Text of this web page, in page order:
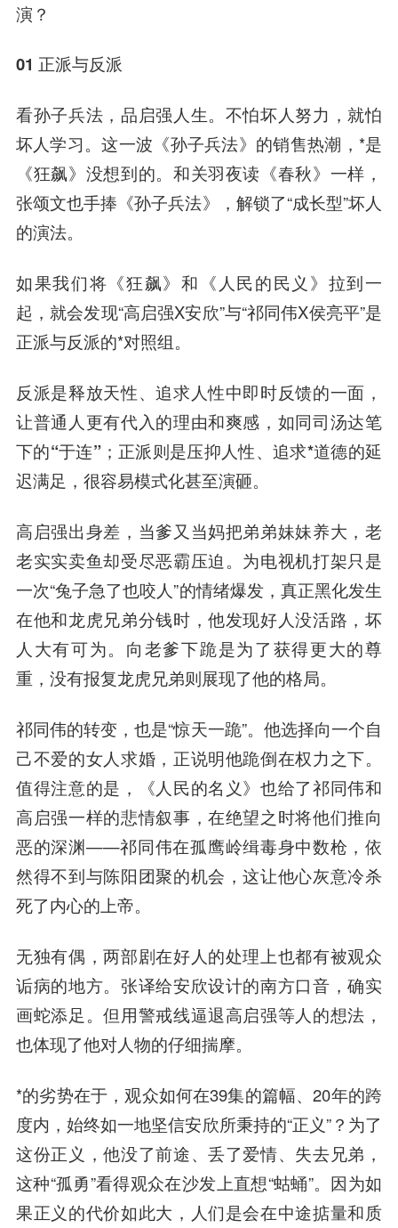
演？
01 正派与反派
看孙子兵法，品启强人生。不怕坏人努力，就怕
坏人学习。这一波《孙子兵法》的销售热潮，*是
《狂飙》没想到的。和关羽夜读《春秋》一样，
张颂文也手捧《孙子兵法》，解锁了“成长型”坏人
的演法。
如果我们将《狂飙》和《人民的民义》拉到一
起，就会发现“高启强X安欣”与“祁同伟X侯亮平”是
正派与反派的*对照组。
反派是释放天性、追求人性中即时反馈的一面，
让普通人更有代入的理由和爽感，如同司汤达笔
下的“于连”；正派则是压抑人性、追求*道德的延
迟满足，很容易模式化甚至演砸。
高启强出身差，当爹又当妈把弟弟妹妹养大，老
老实实卖鱼却受尽恶霸压迫。为电视机打架只是
一次“兔子急了也咬人”的情绪爆发，真正黑化发生
在他和龙虎兄弟分钱时，他发现好人没活路，坏
人大有可为。向老爹下跪是为了获得更大的尊
重，没有报复龙虎兄弟则展现了他的格局。
祁同伟的转变，也是“惊天一跪”。他选择向一个自
己不爱的女人求婚，正说明他跪倒在权力之下。
值得注意的是，《人民的名义》也给了祁同伟和
高启强一样的悲情叙事，在绝望之时将他们推向
恶的深渊——祁同伟在孤鹰岭缉毒身中数枪，依
然得不到与陈阳团聚的机会，这让他心灰意冷杀
死了内心的上帝。
无独有偶，两部剧在好人的处理上也都有被观众
诟病的地方。张译给安欣设计的南方口音，确实
画蛇添足。但用警戒线逼退高启强等人的想法，
也体现了他对人物的仔细揣摩。
*的劣势在于，观众如何在39集的篇幅、20年的跨
度内，始终如一地坚信安欣所秉持的“正义”？为了
这份正义，他没了前途、丢了爱情、失去兄弟，
这种“孤勇”看得观众在沙发上直想“蛄蛹”。因为如
果正义的代价如此大，人们是会在中途掂量和质